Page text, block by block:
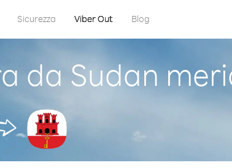
Sicurezza Viber Out Blog
da Sudan